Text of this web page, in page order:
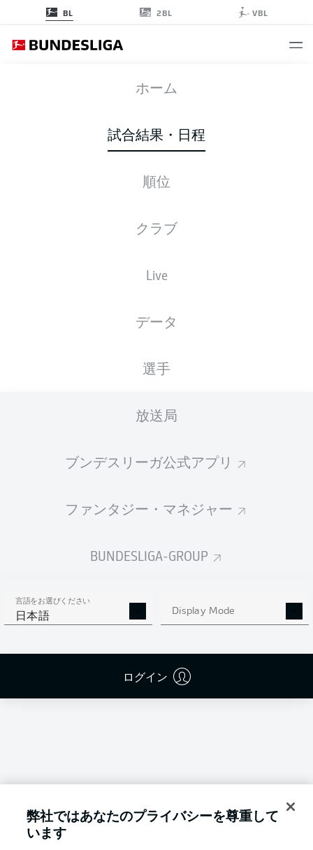
BL 2BL VBL
ホーム
試合結果・日程
順位
クラブ
Live
データ
選手
放送局
ブンデスリーガ公式アプリ
ファンタジー・マネジャー
BUNDESLIGA-GROUP
言語をお選びください
日本語 Display Mode
ログイン
TSG SGE
スターティングメンバー
金, 19.03.2027 - 日, 21.03.2027
広告
Welcome along and thanks for joining us for build-up
弊社ではあなたのプライバシーを尊重して
います